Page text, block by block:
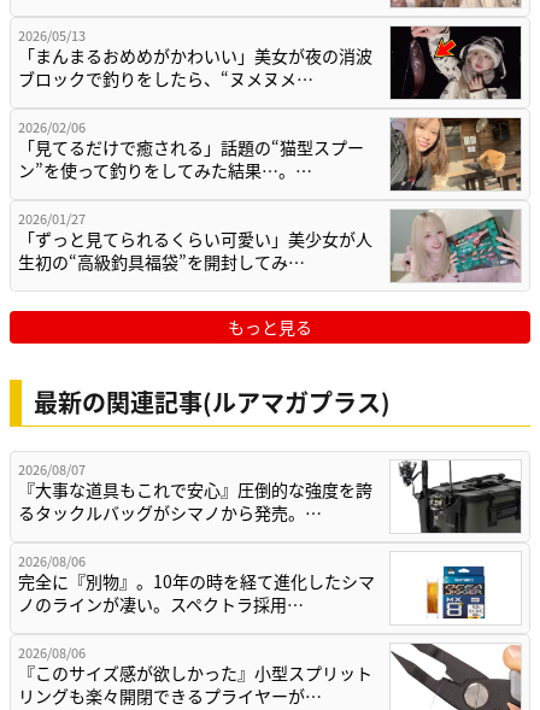
2026/05/13
「まんまるおめめがかわいい」美女が夜の消波
ブロックで釣りをしたら、“ヌメヌメ…
2026/02/06
「見てるだけで癒される」話題の“猫型スプー
ン”を使って釣りをしてみた結果…。…
2026/01/27
「ずっと見てられるくらい可愛い」美少女が人
生初の“高級釣具福袋”を開封してみ…
もっと見る
最新の関連記事(ルアマガプラス)
2026/08/07
『大事な道具もこれで安心』圧倒的な強度を誇
るタックルバッグがシマノから発売。…
2026/08/06
完全に『別物』。10年の時を経て進化したシマ
ノのラインが凄い。スペクトラ採用…
2026/08/06
『このサイズ感が欲しかった』小型スプリット
リングも楽々開閉できるプライヤーが…